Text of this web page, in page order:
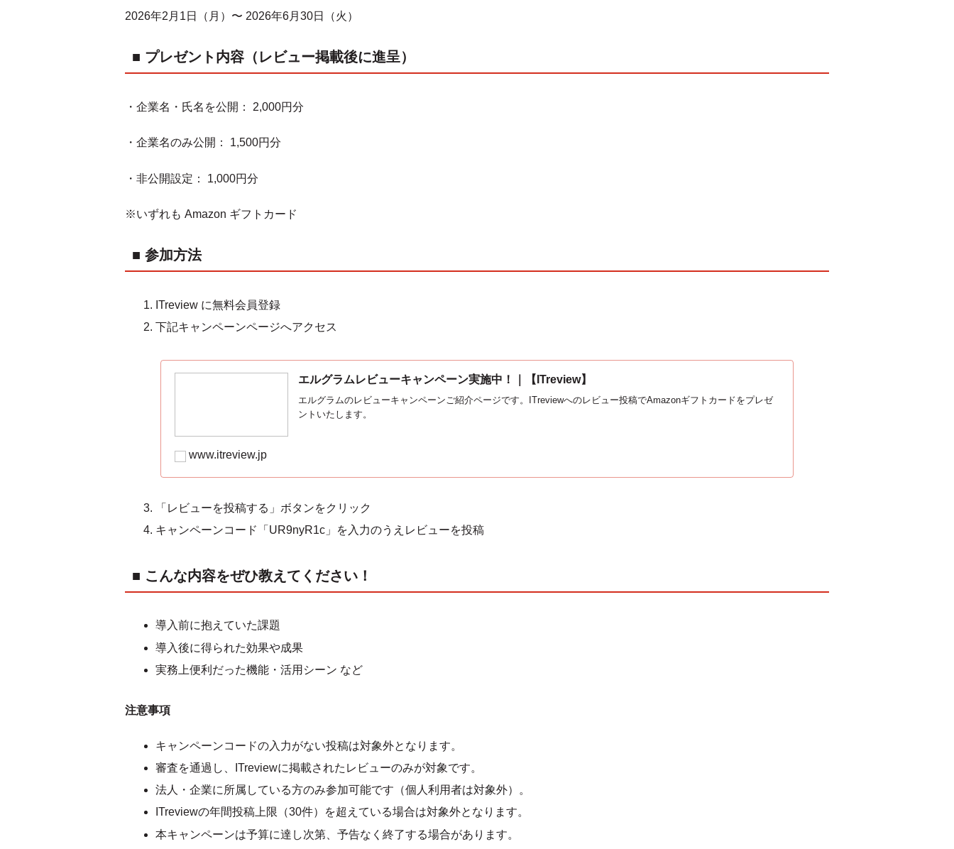
2026年2月1日（月）〜 2026年6月30日（火）
■ プレゼント内容（レビュー掲載後に進呈）
・企業名・氏名を公開： 2,000円分
・企業名のみ公開： 1,500円分
・非公開設定： 1,000円分
※いずれも Amazon ギフトカード
■ 参加方法
ITreview に無料会員登録
下記キャンペーンページへアクセス
エルグラムレビューキャンペーン実施中！｜【ITreview】
エルグラムのレビューキャンペーンご紹介ページです。ITreviewへのレビュー投稿でAmazonギフトカードをプレゼ
ントいたします。
www.itreview.jp
「レビューを投稿する」ボタンをクリック
キャンペーンコード「UR9nyR1c」を入力のうえレビューを投稿
■ こんな内容をぜひ教えてください！
導入前に抱えていた課題
導入後に得られた効果や成果
実務上便利だった機能・活用シーン など
注意事項
キャンペーンコードの入力がない投稿は対象外となります。
審査を通過し、ITreviewに掲載されたレビューのみが対象です。
法人・企業に所属している方のみ参加可能です（個人利用者は対象外）。
ITreviewの年間投稿上限（30件）を超えている場合は対象外となります。
本キャンペーンは予算に達し次第、予告なく終了する場合があります。